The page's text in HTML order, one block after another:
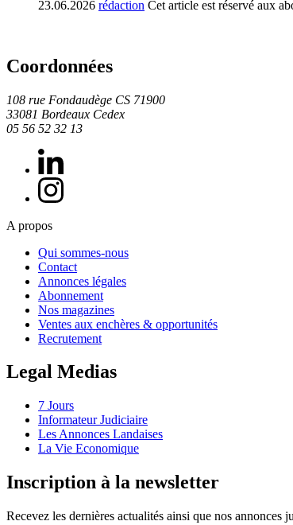
23.06.2026 rédaction Cet article est réservé aux
Coordonnées
108 rue Fondaudège CS 71900
33081 Bordeaux Cedex
05 56 52 32 13
A propos
Qui sommes-nous
Contact
Annonces légales
Abonnement
Nos magazines
Ventes aux enchères & opportunités
Recrutement
Legal Medias
7 Jours
Informateur Judiciaire
Les Annonces Landaises
La Vie Economique
Inscription à la newsletter
Recevez les dernières actualités ainsi que nos